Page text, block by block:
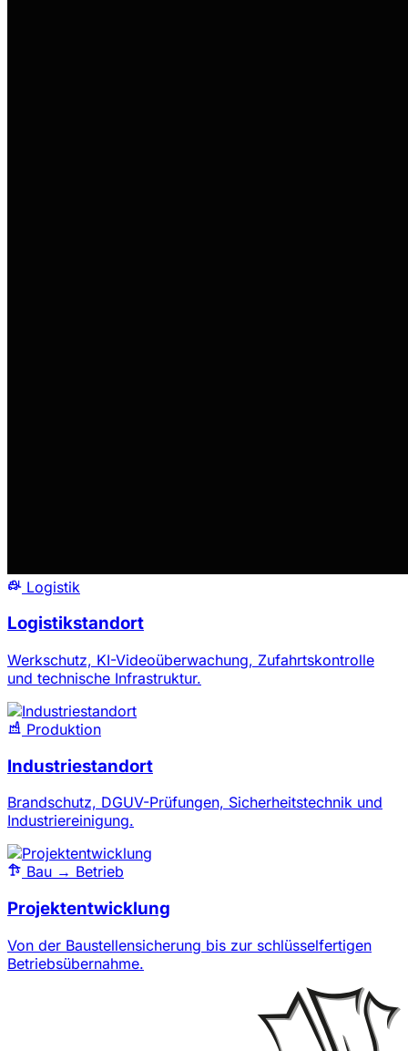
Logistik
Logistikstandort
Werkschutz, KI-Videoüberwachung, Zufahrtskontrolle
und technische Infrastruktur.
Produktion
Industriestandort
Brandschutz, DGUV-Prüfungen, Sicherheitstechnik und
Industriereinigung.
Bau → Betrieb
Projektentwicklung
Von der Baustellensicherung bis zur schlüsselfertigen
Betriebsübernahme.